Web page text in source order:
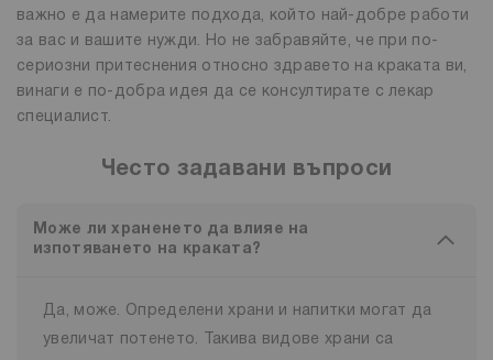
важно е да намерите подхода, който най-добре работи
за вас и вашите нужди. Но не забравяйте, че при по-
сериозни притеснения относно здравето на краката ви,
винаги е по-добра идея да се консултирате с лекар
специалист.
Често задавани въпроси
Може ли храненето да влияе на
изпотяването на краката?
Да, може. Определени храни и напитки могат да
увеличат потенето. Такива видове храни са